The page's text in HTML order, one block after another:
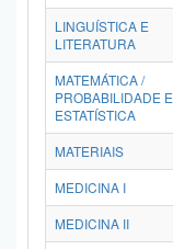
LINGUÍSTICA E
LITERATURA
MATEMÁTICA /
PROBABILIDADE E
ESTATÍSTICA
MATERIAIS
MEDICINA I
MEDICINA II